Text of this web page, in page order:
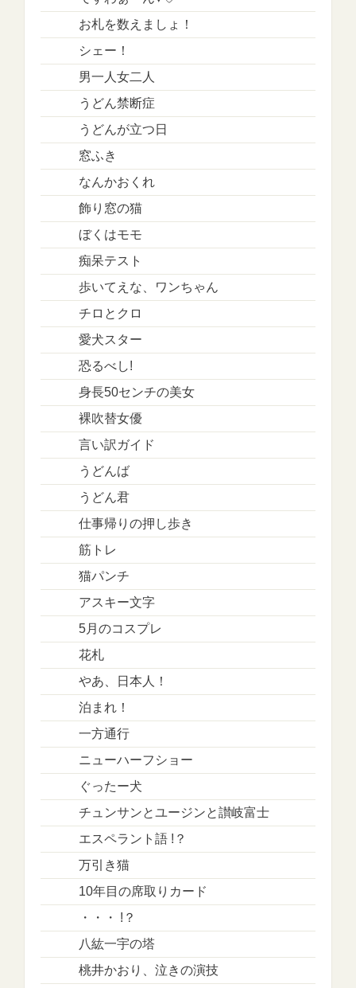
お札を数えましょ！
シェー！
男一人女二人
うどん禁断症
うどんが立つ日
窓ふき
なんかおくれ
飾り窓の猫
ぼくはモモ
痴呆テスト
歩いてえな、ワンちゃん
チロとクロ
愛犬スター
恐るべし!
身長50センチの美女
裸吹替女優
言い訳ガイド
うどんば
うどん君
仕事帰りの押し歩き
筋トレ
猫パンチ
アスキー文字
5月のコスプレ
花札
やあ、日本人！
泊まれ！
一方通行
ニューハーフショー
ぐったー犬
チュンサンとユージンと讃岐富士
エスペラント語 !？
万引き猫
10年目の席取りカード
・・・ !？
八紘一宇の塔
桃井かおり、泣きの演技